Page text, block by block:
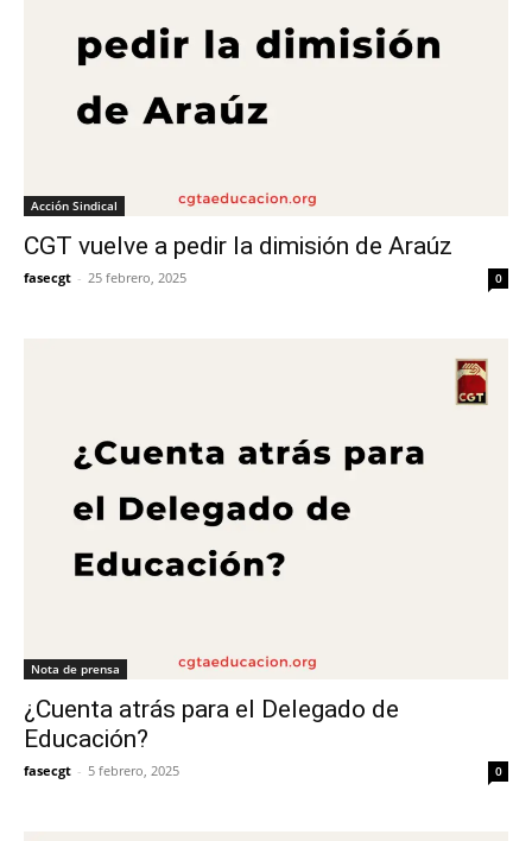
Acción Sindical
CGT vuelve a pedir la dimisión de Araúz
fasecgt - 25 febrero, 2025 0
Nota de prensa
¿Cuenta atrás para el Delegado de
Educación?
fasecgt - 5 febrero, 2025 0